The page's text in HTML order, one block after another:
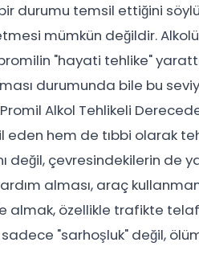
bir durumu temsil ettiğini
mümkün değildir.
"hayati tehlike"
durumunda bile bu
Alkol Tehlikeli
hem de tıbbi olarak
değil, çevresindekilerin de
alması, araç
almak, özellikle trafikte
"sarhoşluk" değil,